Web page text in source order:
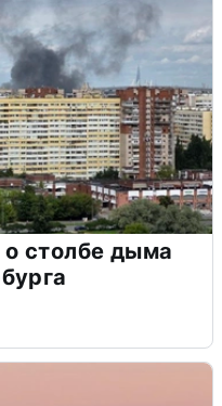
столбе дыма